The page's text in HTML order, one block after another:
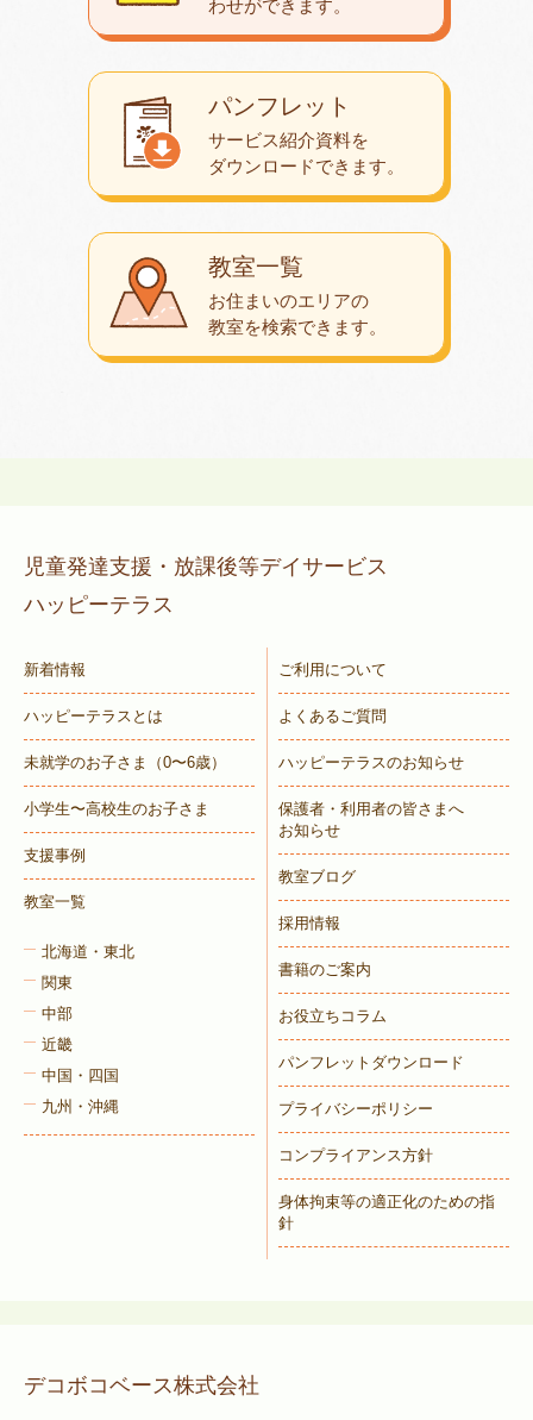
教室一覧
お住まいのエリアの
教室を検索できます。
パンフレット
サービス紹介資料を
ダウンロードできます。
わせができます。
児童発達支援・放課後等デイサービス
ハッピーテラス
新着情報
ハッピーテラスとは
未就学のお子さま （0〜6歳）
小学生〜高校生のお子さま
支援事例
教室一覧
北海道・東北
関東
中部
近畿
中国・四国
九州・沖縄
ご利用について
よくあるご質問
ハッピーテラスのお知らせ
保護者・利用者の皆さまへ
お知らせ
教室ブログ
採用情報
書籍のご案内
お役立ちコラム
パンフレットダウンロード
プライバシーポリシー
コンプライアンス方針
身体拘束等の適正化のための指
針
デコボコベース株式会社